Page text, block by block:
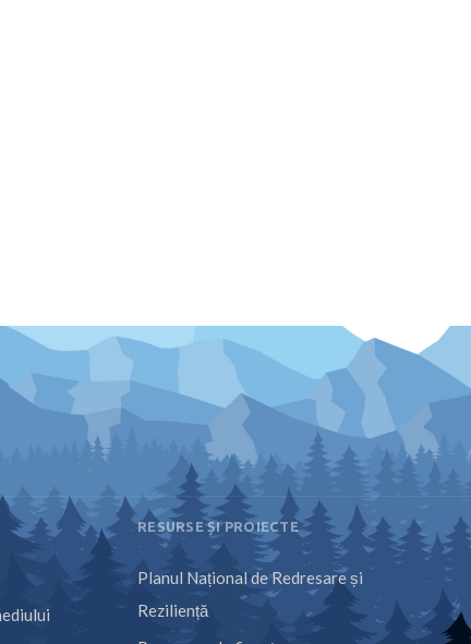
RESURSE ȘI PROIECTE
Planul Național de Redresare și
Reziliență